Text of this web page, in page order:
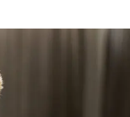
）連結的追